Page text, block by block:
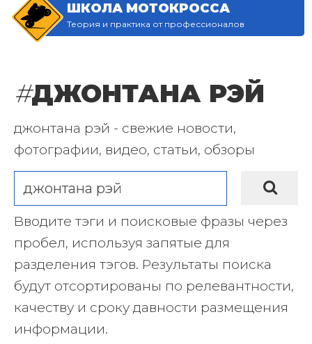
ШКОЛА МОТОКРОССА
Теория и практика от профессионалов
#ДЖОНТАНА РЭЙ
джонтана рэй - свежие новости,
фотографии, видео, статьи, обзоры
Вводите тэги и поисковые фразы через
пробел, используя запятые для
разделения тэгов. Результаты поиска
будут отсортированы по релевантности,
качеству и сроку давности размещения
информации.